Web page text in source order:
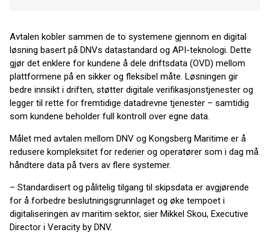
Avtalen kobler sammen de to systemene gjennom en digital
løsning basert på DNVs datastandard og API-teknologi. Dette
gjør det enklere for kundene å dele driftsdata (OVD) mellom
plattformene på en sikker og fleksibel måte. Løsningen gir
bedre innsikt i driften, støtter digitale verifikasjonstjenester og
legger til rette for fremtidige datadrevne tjenester – samtidig
som kundene beholder full kontroll over egne data.
Målet med avtalen mellom DNV og Kongsberg Maritime er å
redusere kompleksitet for rederier og operatører som i dag må
håndtere data på tvers av flere systemer.
– Standardisert og pålitelig tilgang til skipsdata er avgjørende
for å forbedre beslutningsgrunnlaget og øke tempoet i
digitaliseringen av maritim sektor, sier Mikkel Skou, Executive
Director i Veracity by DNV.